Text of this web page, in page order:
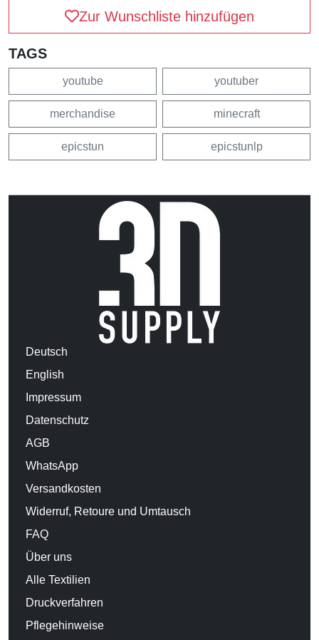
Zur Wunschliste hinzufügen
TAGS
youtube youtuber
merchandise minecraft
epicstun epicstunlp
Deutsch
English
Impressum
Datenschutz
AGB
WhatsApp
Versandkosten
Widerruf, Retoure und Umtausch
FAQ
Über uns
Alle Textilien
Druckverfahren
Pflegehinweise